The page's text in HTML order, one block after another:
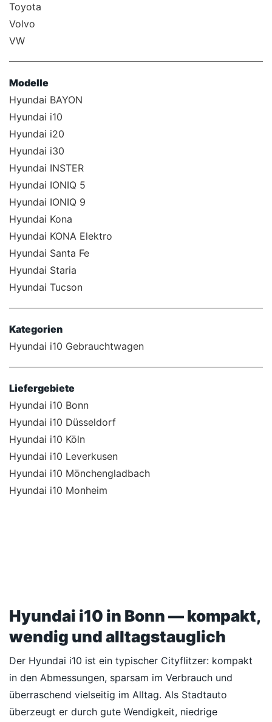
Toyota
Volvo
VW
Modelle
Hyundai BAYON
Hyundai i10
Hyundai i20
Hyundai i30
Hyundai INSTER
Hyundai IONIQ 5
Hyundai IONIQ 9
Hyundai Kona
Hyundai KONA Elektro
Hyundai Santa Fe
Hyundai Staria
Hyundai Tucson
Kategorien
Hyundai i10 Gebrauchtwagen
Liefergebiete
Hyundai i10 Bonn
Hyundai i10 Düsseldorf
Hyundai i10 Köln
Hyundai i10 Leverkusen
Hyundai i10 Mönchengladbach
Hyundai i10 Monheim
Hyundai i10 in Bonn — kompakt,
wendig und alltagstauglich
Der Hyundai i10 ist ein typischer Cityflitzer: kompakt
in den Abmessungen, sparsam im Verbrauch und
überraschend vielseitig im Alltag. Als Stadtauto
überzeugt er durch gute Wendigkeit, niedrige